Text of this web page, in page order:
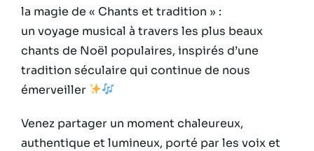
la magie de « Chants et tradition » :
un voyage musical à travers les plus beaux
chants de Noël populaires, inspirés d’une
tradition séculaire qui continue de nous
émerveiller
Venez partager un moment chaleureux,
authentique et lumineux, porté par les voix et